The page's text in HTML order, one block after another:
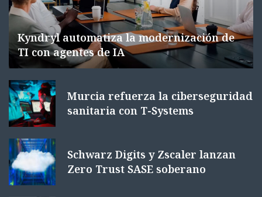
Kyndryl automatiza la modernización de
TI con agentes de IA
Murcia refuerza la ciberseguridad
sanitaria con T-Systems
Schwarz Digits y Zscaler lanzan
Zero Trust SASE soberano